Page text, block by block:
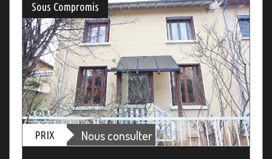
Sous Compromis
PRIX Nous consulter